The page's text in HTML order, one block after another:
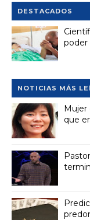
DESTACADOS
poder
NOTICIAS MÁS
Mujer
que